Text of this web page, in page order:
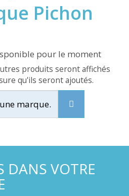
Pichon
pour le moment
produits seront affichés
qu'ils seront ajoutés.
DANS VOTRE